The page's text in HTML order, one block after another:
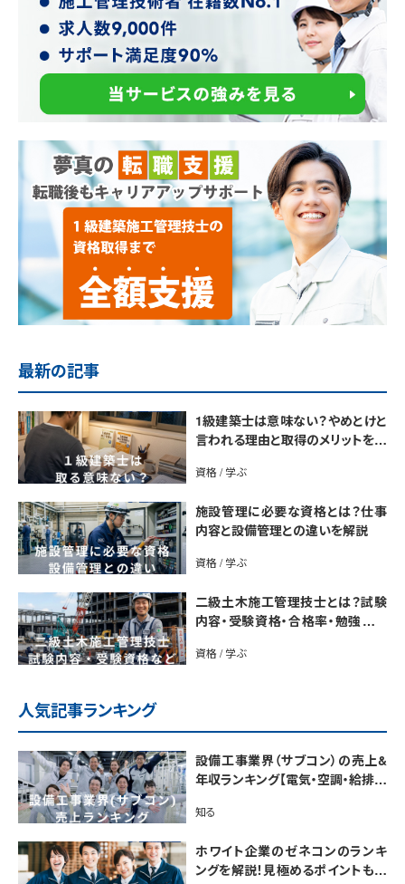
最新の記事
1級建築士は意味ない？やめとけと
言われる理由と取得のメリットを解
資格 / 学ぶ
施設管理に必要な資格とは？仕事
内容と設備管理との違いを解説
資格 / 学ぶ
二級土木施工管理技士とは？試験
内容・受験資格・合格率・勉強法を
資格 / 学ぶ
人気記事ランキング
設備工事業界（サブコン）の売上&
年収ランキング【電気・空調・給排水
市場規模も解説
知る
ホワイト企業のゼネコンのランキ
ングを解説！見極めるポイントも紹